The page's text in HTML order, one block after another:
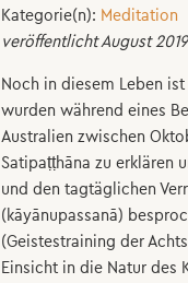
Kategorie(n): Meditation
veröffentlicht August 2019
Noch in diesem Leben
wurden während eines
Australien zwischen
Satipaṭṭhāna zu erklären
und den tagtäglichen
(kāyānupassanā)
(Geistestraining der
Einsicht in die Natur des